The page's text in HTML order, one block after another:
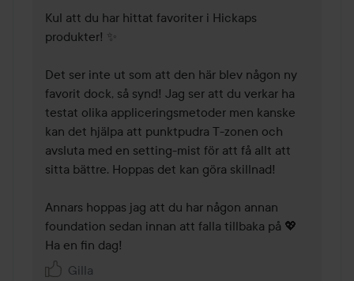
Kul att du har hittat favoriter i Hickaps
produkter! ✨
Det ser inte ut som att den här blev någon ny
favorit dock, så synd! Jag ser att du verkar ha
testat olika appliceringsmetoder men kanske
kan det hjälpa att punktpudra T-zonen och
avsluta med en setting-mist för att få allt att
sitta bättre. Hoppas det kan göra skillnad!
Annars hoppas jag att du har någon annan
foundation sedan innan att falla tillbaka på 💖
Ha en fin dag!
Gilla